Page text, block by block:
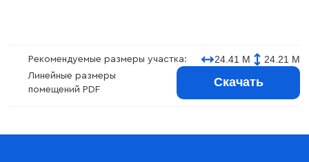
Рекомендуемые размеры участка: 24.41 М 24.21 М
Линейные размеры
помещений PDF
Скачать